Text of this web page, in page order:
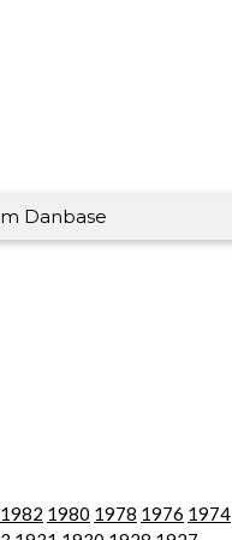
Danbase
1982 1980 1978 1976 1974